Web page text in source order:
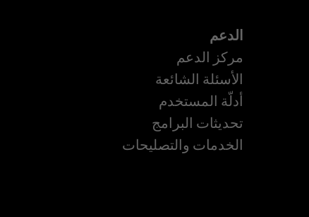
الدعم
مركز الدعم
الأسئلة الشائعة
أدلّة المستخدم
تحديثات البرامج
الخدمات والتصليحات